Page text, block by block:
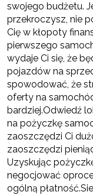
swojego budżetu.
przekroczysz, nie
Cię w kłopoty
pierwszego
wydaje Ci się, że
pojazdów na
spowodować, że
oferty na
bardziej.Odwiedź
na pożyczkę
zaoszczędzi Ci
zaoszczędzi
Uzyskując
negocjować
ogólną